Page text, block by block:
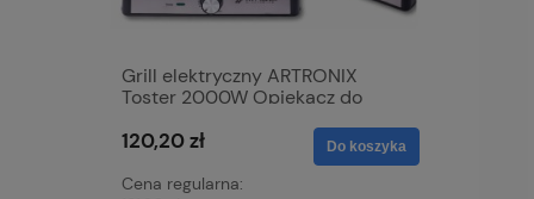
Grill elektryczny ARTRONIX
Toster 2000W Opiekacz do
XXL
120,20 zł
Cena regularna:
Do koszyka
Mata
skóra
z